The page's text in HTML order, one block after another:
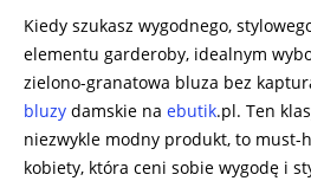
Kiedy szukasz wygodnego,
elementu garderoby, idealnym
zielono-granatowa bluza bez
bluzy damskie na ebutik.pl. Ten
niezwykle modny produkt, to must-
kobiety, która ceni sobie wygodę i